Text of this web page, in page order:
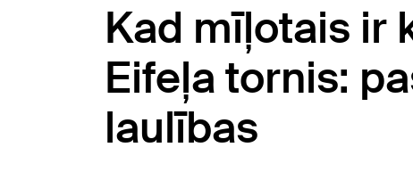
Kad mīļotais ir
Eifeļa tornis:
laulības